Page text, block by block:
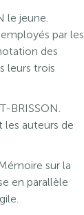
le jeune.
par les
des
leurs trois
BRISSON.
les auteurs de
sur la
en parallèle